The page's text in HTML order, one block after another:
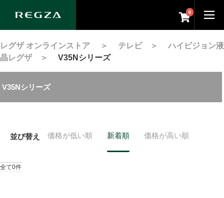
0
レグザ オンラインストア ＞ テレビ＞ ハイビジョン液
晶レグザ＞ V35Nシリーズ
V35Nシリーズ
並び替え 価格が低い順 新着順 価格が高い順
全て0件